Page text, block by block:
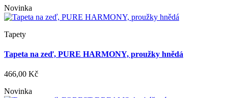
Novinka
Tapety
Tapeta na zeď, PURE HARMONY, proužky hnědá
466,00 Kč
Novinka